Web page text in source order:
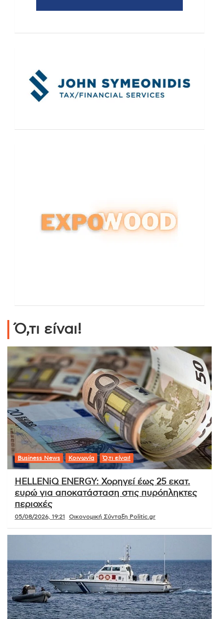
Ό,τι είναι!
Business News Κοινωνία Ό,τι είναι!
HELLENiQ ENERGY: Χορηγεί έως 25 εκατ.
ευρώ για αποκατάσταση στις πυρόπληκτες
περιοχές
05/08/2026, 19:21 Οικονομική Σύνταξη Politic.gr